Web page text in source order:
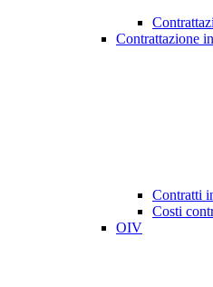
Contrattazione
Contratti
Costi
OIV